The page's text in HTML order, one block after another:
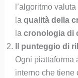
l’algoritmo
la qualità della
la cronologia di
Il punteggio di
Ogni piattaforma
interno che tiene